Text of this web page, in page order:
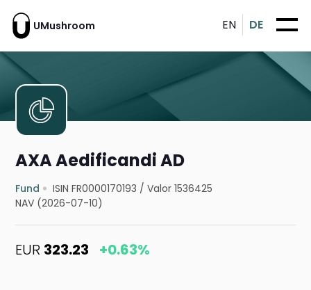
UMushroom EN DE
AXA Aedificandi AD
Fund ISIN FR0000170193 /Valor 1536425
NAV (2026-07-10)
EUR 323.23 +0.63%